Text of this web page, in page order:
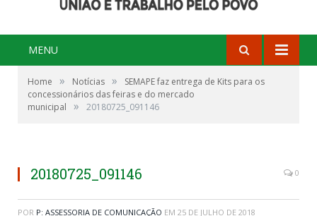
MENU
Home » Notícias »
SEMAPE faz entrega de Kits para os
concessionários das feiras e do mercado
municipal
» 20180725_091146
20180725_091146 0
POR P: ASSESSORIA DE COMUNICAÇÃO EM 25 DE JULHO DE 2018